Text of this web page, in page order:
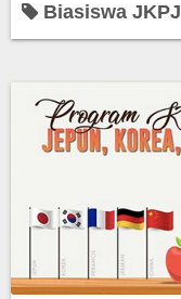
Biasiswa JKPJ